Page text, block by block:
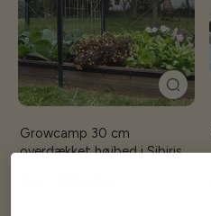
Growcamp 30 cm
overdækket højbed i Sibirisk